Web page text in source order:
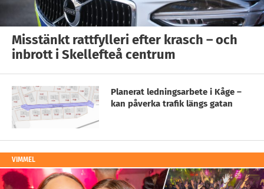
Misstänkt rattfylleri efter krasch – och
inbrott i Skellefteå centrum
Planerat ledningsarbete i Kåge –
kan påverka trafik längs gatan
VIMMEL